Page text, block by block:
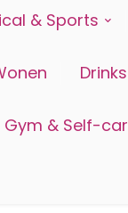
& Sports
Drinks
Gym & Self-